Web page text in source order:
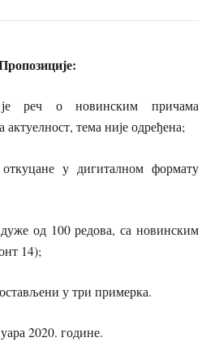
реч о новинским причама
тема није одређена;
у дигиталном формату
од 100 редова, са новинским
14);
у три примерка.
2020. године.